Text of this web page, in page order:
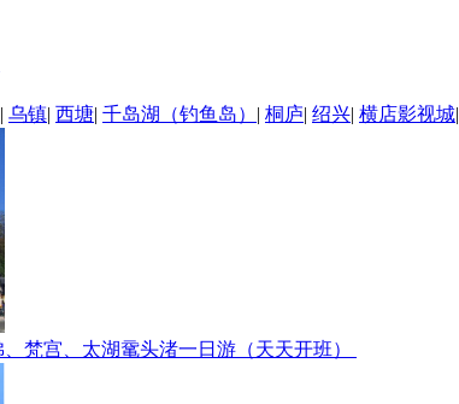
| 乌镇| 西塘| 千岛湖（钓鱼岛） | 桐庐| 绍兴| 横店影视城|
梵宫、太湖鼋头渚一日游（天天开班）